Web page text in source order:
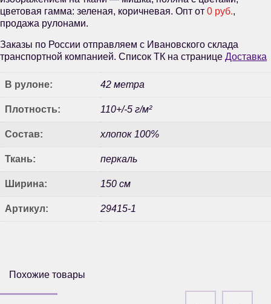
цветовая гамма: зеленая, коричневая. Опт от 0 руб.,
продажа рулонами.
Заказы по России отправляем с Ивановского склада
транспортной компанией. Список ТК на странице Доставка
В рулоне: 42 метра
Плотность: 110+/-5 г/м²
Состав: хлопок 100%
Ткань: перкаль
Ширина: 150 см
Артикул: 29415-1
Похожие товары